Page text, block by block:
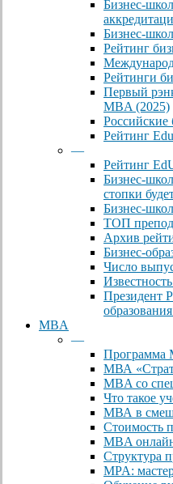
Бизнес-
Бизнес-
Рейтинг
Рейтинги
Первый
MBA (2025)
Российские
Рейтинг
—
Рейтинг
Бизнес-
стопки
Бизнес-
ТОП
Архив
Бизнес-
Число
Президент
MBA
—
Программа
МВА
MBA со
Что такое
МВА в
Стоимость
MBA
Cтруктура
MPA: